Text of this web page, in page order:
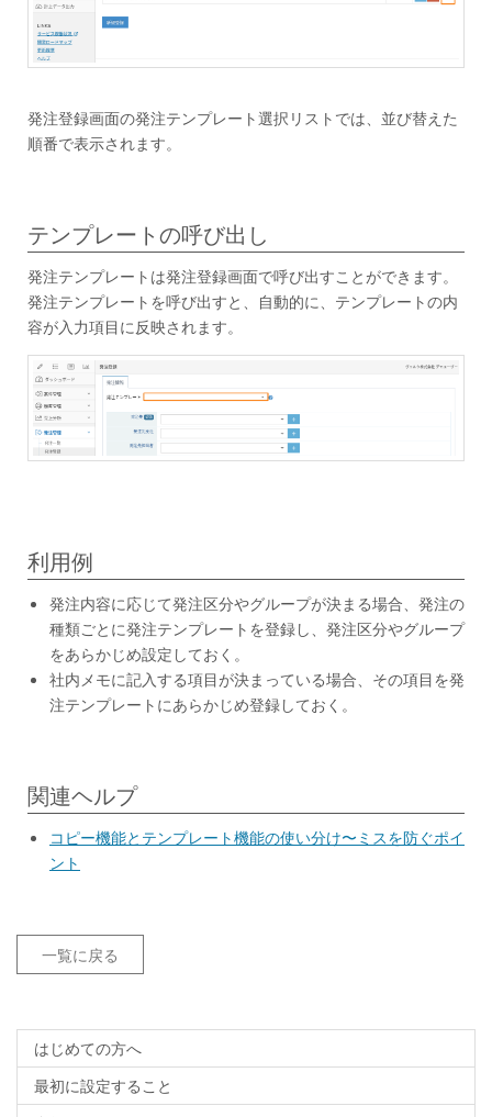
発注登録画面の発注テンプレート選択リストでは、並び替えた
順番で表示されます。
テンプレートの呼び出し
発注テンプレートは発注登録画面で呼び出すことができます。
発注テンプレートを呼び出すと、自動的に、テンプレートの内
容が入力項目に反映されます。
利用例
発注内容に応じて発注区分やグループが決まる場合、発注の
種類ごとに発注テンプレートを登録し、発注区分やグループ
をあらかじめ設定しておく。
社内メモに記入する項目が決まっている場合、その項目を発
注テンプレートにあらかじめ登録しておく。
関連ヘルプ
コピー機能とテンプレート機能の使い分け〜ミスを防ぐポイ
ント
一覧に戻る
はじめての方へ
最初に設定すること